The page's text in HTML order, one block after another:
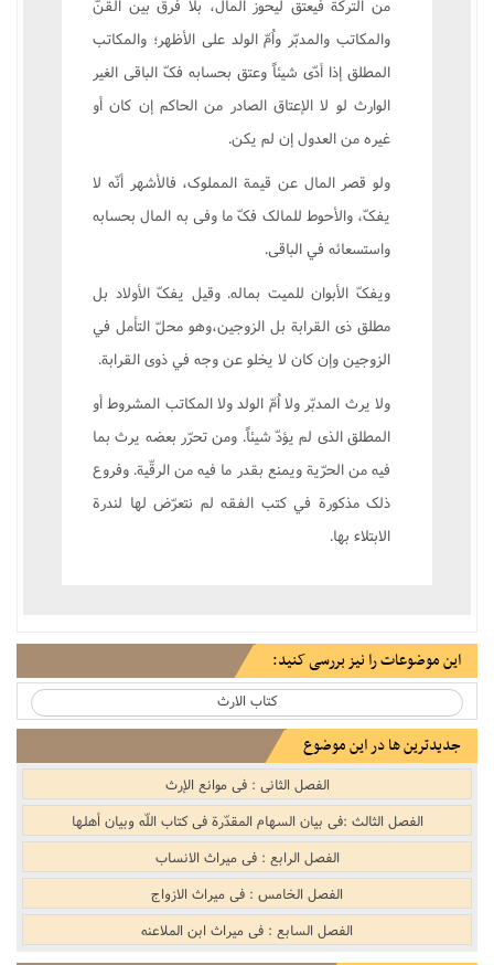
من الترکة فيعتق ليحوز المال، بلا فرق بين القنّ
والمکاتب والمدبّر واُمّ الولد على الأظهر؛ والمکاتب
المطلق إذا أدّى شيئاً وعتق بحسابه فکّ الباقى الغير
الوارث لو لا الإعتاق الصادر من الحاکم إن کان أو
غيره من العدول إن لم يکن.
ولو قصر المال عن قيمة المملوک، فالأشهر أنّه لا
يفکّ، والأحوط للمالک فکّ ما وفى به المال بحسابه
واستسعائه في الباقى.
ويفکّ الأبوان للميت بماله. وقيل يفکّ الأولاد بل
مطلق ذى القرابة بل الزوجين،وهو محلّ التأمل في
الزوجين وإن کان لا يخلو عن وجه في ذوى القرابة.
ولا يرث المدبّر ولا اُمّ الولد ولا المکاتب المشروط أو
المطلق الذى لم يؤدّ شيئاً. ومن تحرّر بعضه يرث بما
فيه من الحرّية ويمنع بقدر ما فيه من الرقّية. وفروع
ذلک مذکورة في کتب الفقه لم نتعرّض لها لندرة
الابتلاء بها.
این موضوعات را نیز بررسی کنید:
کتاب الارث
جدیدترین ها در این موضوع
الفصل الثانی : فی موانع الإرث
الفصل الثالث :فی بیان السهام المقدّرة فی کتاب اللّه وبیان أهلها
الفصل الرابع : فی میراث الانساب
الفصل الخامس : فی میراث الازواج
الفصل السابع : فی میراث ابن الملاعنه